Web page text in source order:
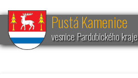
Pustá Kamenice
vesnice Pardubického